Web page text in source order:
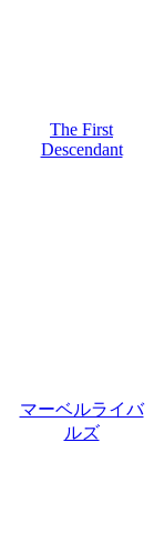
The First
Descendant
マーベルライバ
ルズ